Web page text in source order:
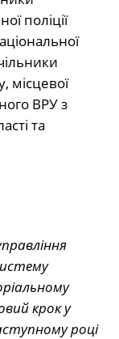
поліції
місцевої
ВРУ з
та
крок у
році